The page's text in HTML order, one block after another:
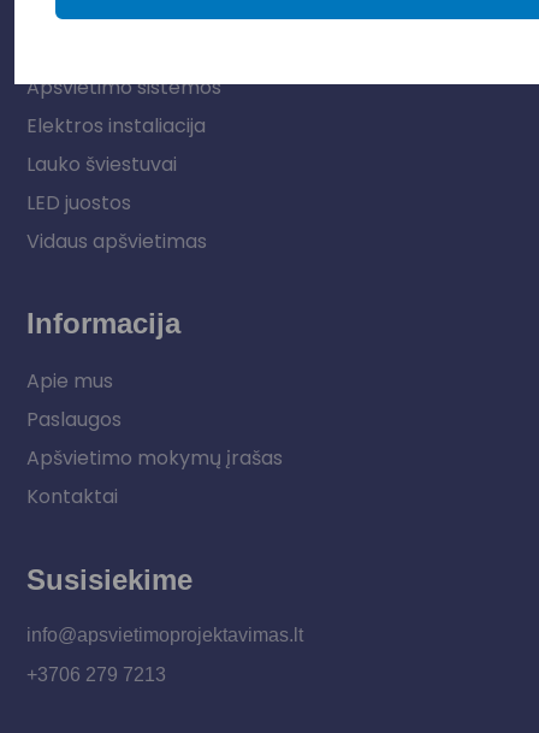
Parduotuvė
Apšvietimo sistemos
Elektros instaliacija
Lauko šviestuvai
LED juostos
Vidaus apšvietimas
Informacija
Apie mus
Paslaugos
Apšvietimo mokymų įrašas
Kontaktai
Susisiekime
info@apsvietimoprojektavimas.lt
+3706 279 7213